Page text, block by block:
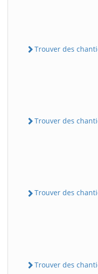
Trouver des
Trouver des
Trouver des
Trouver des